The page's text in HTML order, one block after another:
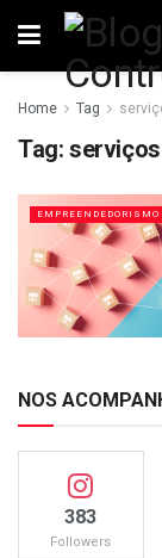
Home Tag
Tag:
EMPREENDEDORISMO
NOS
383
Followers